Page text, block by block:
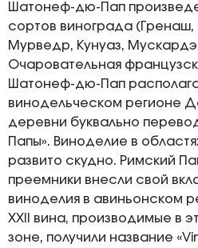
Шатонеф-дю-Пап
сортов винограда
Мурведр, Кунуаз,
Очаровательная
Шатонеф-дю-Пап
винодельческом регионе
деревни буквально
Папы». Виноделие в
развито скудно. Римский
преемники внесли свой
виноделия в авиньонском
XXII вина, производимые в
зоне, получили название